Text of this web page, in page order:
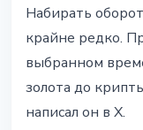
Набирать
крайне редко.
выбранном
золота до
написал он в X.